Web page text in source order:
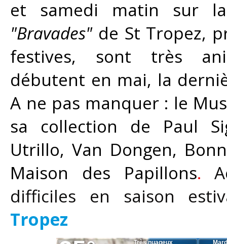
et samedi matin sur
"Bravades"de St Tropez,
festives, sont très
débutent en mai, la
A ne pas manquer : le
sa collection de Paul
Utrillo, Van Dongen,
Maison des Papillons.
difficiles en saison
Tropez